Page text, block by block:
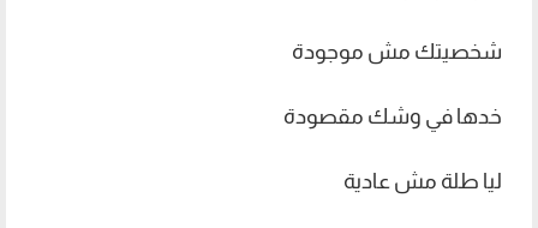
شخصيتك مش موجودة
خدها في وشك مقصودة
ليا طلة مش عادية